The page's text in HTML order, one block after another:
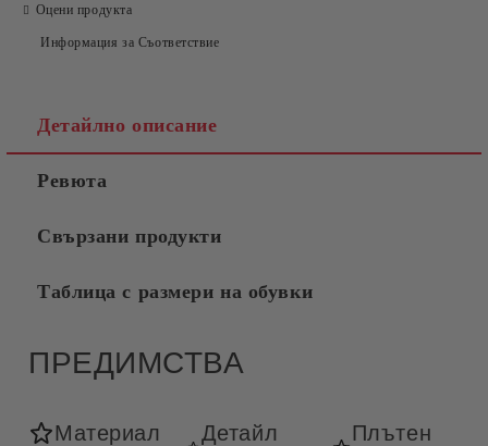
Оцени продукта
Информация за Съответствие
Детайлно описание
Ревюта
Свързани продукти
Таблица с размери на обувки
ПРЕДИМСТВА
Материал
Детайл
Плътен